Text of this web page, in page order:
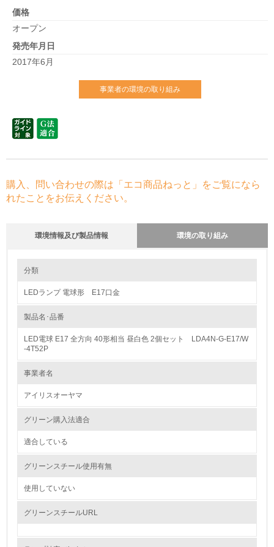
価格
オープン
発売年月日
2017年6月
事業者の環境の取り組み
購入、問い合わせの際は「エコ商品ねっと」をご覧になら
れたことをお伝えください。
環境情報及び製品情報 環境の取り組み
1.環境取り組み体制
環境方針を持っている
環境対応の責任体制を定めている
環境問題に関する従業員教育を行っている
自社に関係する主要な環境法規制を把握し、順守している
分類
LEDランプ 電球形 E17口金
製品名･品番
LED電球 E17 全方向 40形相当 昼白色 2個セット LDA4N-G-E17/W
-4T52P
事業者名
アイリスオーヤマ
グリーン購入法適合
適合している
グリーンスチール使用有無
使用していない
グリーンスチールURL